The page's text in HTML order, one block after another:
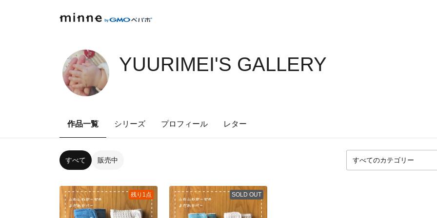
YUURIMEI'S GALLERY
作品一覧 シリーズ プロフィール レター
すべて 販売中
残り1点 SOLD OUT